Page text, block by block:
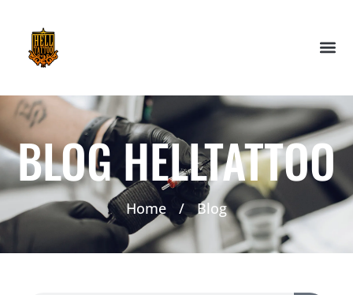
BLOG HELLTATTOO
Home / Blog